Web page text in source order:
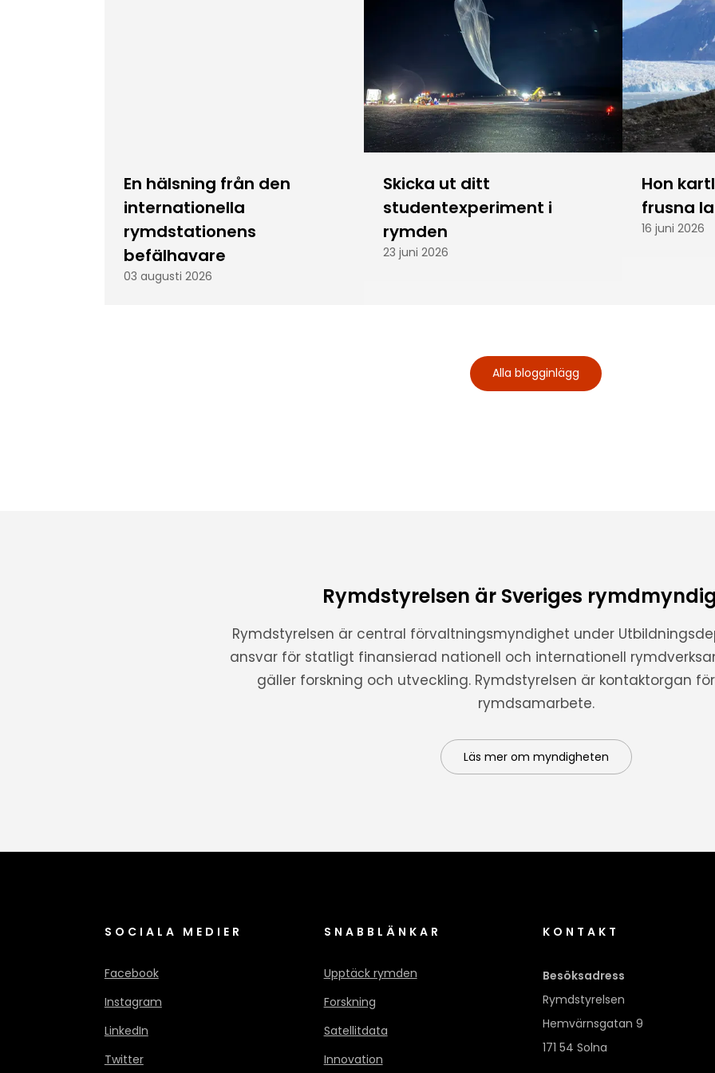
En hälsning från den
internationella
rymdstationens
befälhavare
03 augusti 2026
Skicka ut ditt
studentexperiment i
rymden
23 juni 2026
Hon
frusna
16 juni 2026
Alla blogginlägg
Rymdstyrelsen är Sveriges
Rymdstyrelsen är central förvaltningsmyndighet under
ansvar för statligt finansierad nationell och internationell
gäller forskning och utveckling. Rymdstyrelsen är kontaktorgan
rymdsamarbete.
Läs mer om myndigheten
SOCIALA MEDIER
Facebook
Instagram
LinkedIn
Twitter
SNABBLÄNKAR
Upptäck rymden
Forskning
Satellitdata
Innovation
KONTAKT
Besöksadress
Rymdstyrelsen
Hemvärnsgatan 9
171 54 Solna